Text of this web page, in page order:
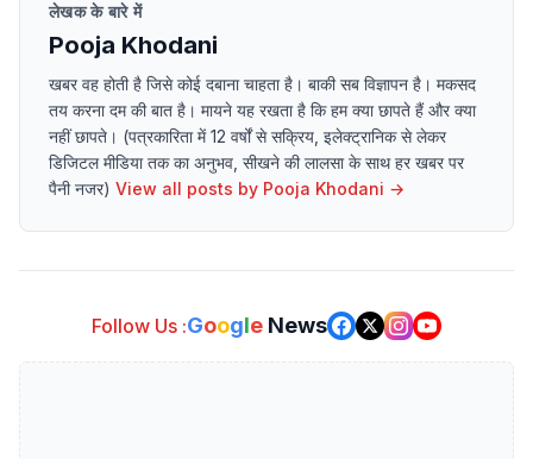
लेखक के बारे में
Pooja Khodani
खबर वह होती है जिसे कोई दबाना चाहता है। बाकी सब विज्ञापन है। मकसद
तय करना दम की बात है। मायने यह रखता है कि हम क्या छापते हैं और क्या
नहीं छापते। (पत्रकारिता में 12 वर्षों से सक्रिय, इलेक्ट्रानिक से लेकर
डिजिटल मीडिया तक का अनुभव, सीखने की लालसा के साथ हर खबर पर
पैनी नजर) View all posts by Pooja Khodani →
Follow Us :Google News